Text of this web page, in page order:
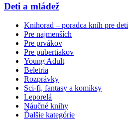
Deti a mládež
Knihorad – poradca kníh pre deti
Pre najmenších
Pre prvákov
Pre pubertiakov
Young Adult
Beletria
Rozprávky
Sci-fi, fantasy a komiksy
Leporelá
Náučné knihy
Ďalšie kategórie